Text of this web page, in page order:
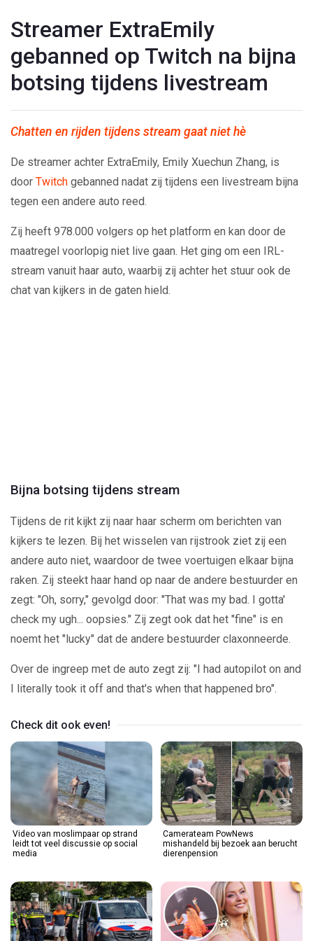
Streamer ExtraEmily
gebanned op Twitch na bijna
botsing tijdens livestream
Chatten en rijden tijdens stream gaat niet hè
De streamer achter ExtraEmily, Emily Xuechun Zhang, is
door Twitch gebanned nadat zij tijdens een livestream bijna
tegen een andere auto reed.
Zij heeft 978.000 volgers op het platform en kan door de
maatregel voorlopig niet live gaan. Het ging om een IRL-
stream vanuit haar auto, waarbij zij achter het stuur ook de
chat van kijkers in de gaten hield.
Bijna botsing tijdens stream
Tijdens de rit kijkt zij naar haar scherm om berichten van
kijkers te lezen. Bij het wisselen van rijstrook ziet zij een
andere auto niet, waardoor de twee voertuigen elkaar bijna
raken. Zij steekt haar hand op naar de andere bestuurder en
zegt: "Oh, sorry," gevolgd door: "That was my bad. I gotta'
check my ugh... oopsies." Zij zegt ook dat het "fine" is en
noemt het "lucky" dat de andere bestuurder claxonneerde.
Over de ingreep met de auto zegt zij: "I had autopilot on and
I literally took it off and that's when that happened bro".
Check dit ook even!
Video van moslimpaar op strand
leidt tot veel discussie op social
media
Camerateam PowNews
mishandeld bij bezoek aan berucht
dierenpension